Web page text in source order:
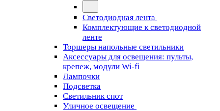
Светодиодная лента
Комплектующие к светодиодной
ленте
Торшеры напольные светильники
Аксессуары для освещения: пульты,
крепеж, модули Wi-fi
Лампочки
Подсветка
Светильник спот
Уличное освещение